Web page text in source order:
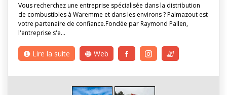
Vous recherchez une entreprise spécialisée dans la distribution
de combustibles à Waremme et dans les environs ? Palmazout est
votre partenaire de confiance.Fondée par Raymond Pallen,
l'entreprise s'e…
Lire la suite Web